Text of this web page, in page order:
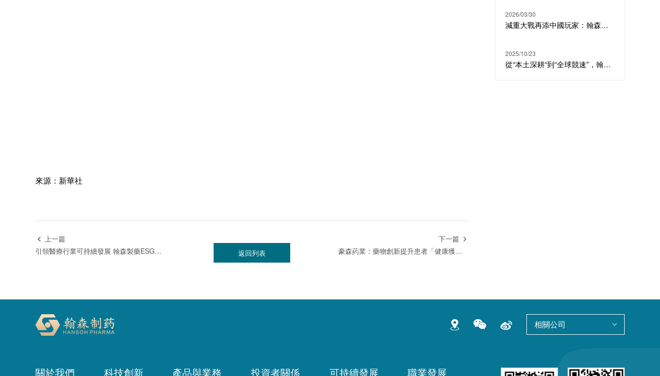
來源：新華社
 上一篇
引領醫療行業可持續發展 翰森製藥ESG持續提升評級
下一篇 
豪森葯業：藥物創新提升患者「健康獲得感」
返回列表
2026/03/30
減重大戰再添中國玩家：翰森奧萊泊肽III期成功，國產GLP-1/GIP雙靶點加速入場
2025/10/23
從“本土深耕“到“全球競速”，翰森製藥躍居中國醫藥上市公司競爭力榜單第二名
相關公司
關於我們 科技創新 產品與業務 投資者關係 可持續發展 職業發展